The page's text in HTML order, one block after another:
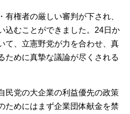
有権者の厳しい審判が下され、
込むことができました。24日か
て、立憲野党が力を合わせ、真
ために真摯な議論が尽くされる
民党の大企業の利益優先の政策
ためにはまず企業団体献金を禁